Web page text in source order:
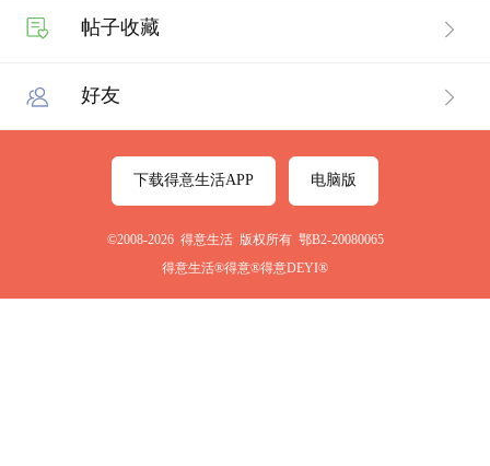
帖子收藏
好友
下载得意生活APP 电脑版
©2008-2026 得意生活 版权所有 鄂B2-20080065
得意生活®得意®得意DEYI®